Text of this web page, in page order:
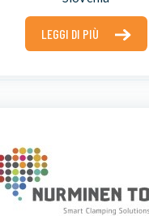
LEGGI DI PIÙ